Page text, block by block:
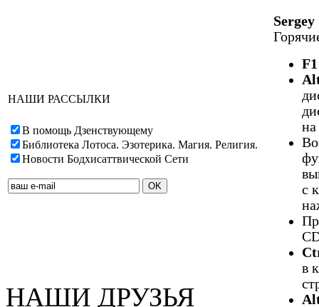
НАШИ РАССЫЛКИ
В помощь Дзенствующему
Библиотека Лотоса. Эзотерика. Магия. Религия.
Новости Бодхисаттвической Сети
НАШИ ДРУЗЬЯ
F1
на
с
в